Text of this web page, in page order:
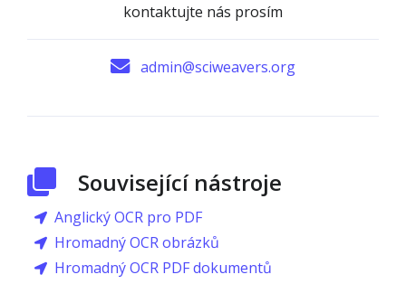
kontaktujte nás prosím
admin@sciweavers.org
Související nástroje
Anglický OCR pro PDF
Hromadný OCR obrázků
Hromadný OCR PDF dokumentů